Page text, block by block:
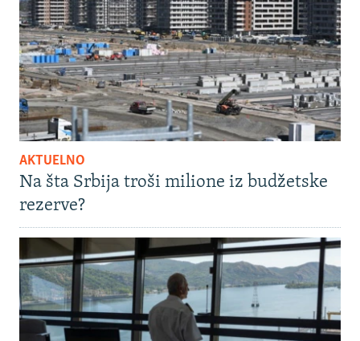
AKTUELNO
Na šta Srbija troši milione iz budžetske
rezerve?